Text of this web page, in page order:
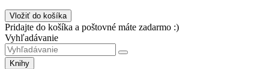
Vložiť do košíka
Pridajte do košíka a poštovné máte zadarmo :)
Vyhľadávanie
Knihy